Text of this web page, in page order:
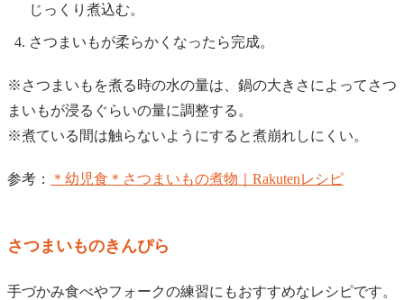
じっくり煮込む。
さつまいもが柔らかくなったら完成。
※さつまいもを煮る時の水の量は、鍋の大きさによってさつ
まいもが浸るぐらいの量に調整する。
※煮ている間は触らないようにすると煮崩れしにくい。
参考： ＊幼児食＊さつまいもの煮物｜Rakutenレシピ
さつまいものきんぴら
手づかみ食べやフォークの練習にもおすすめなレシピです。